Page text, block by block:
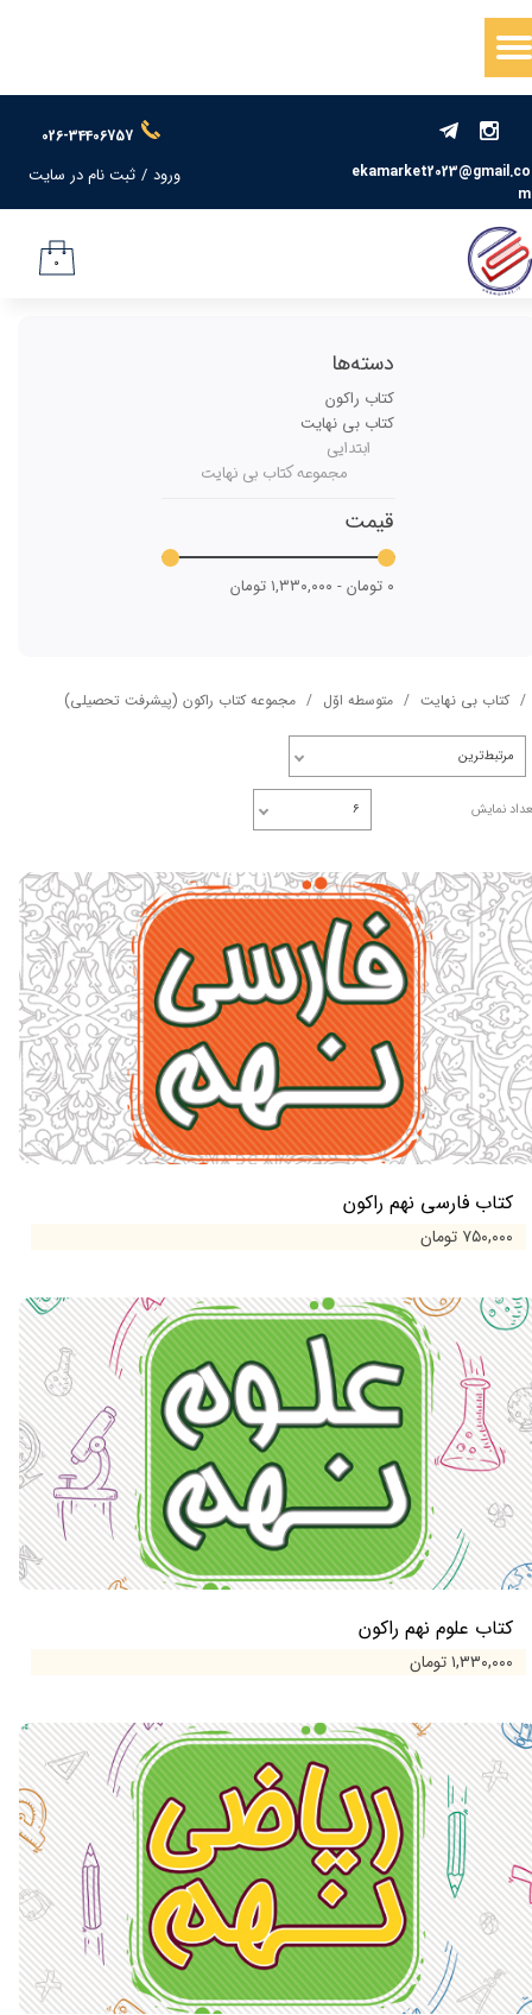
026-34406757
ekamarket2023@gmail.co
m
ورود / ثبت نام در سایت
حساب کاربری من
سفارشات
خروج از حساب کاربری
۰
کتاب بی نهایت متوسطه اوّل مجموعه کتاب راکون (پیشرفت تحصیلی)
مرتبط‌ترین
نمایش ۶
کتاب فارسی نهم راکون
۷۵۰,۰۰۰ تومان
کتاب علوم نهم راکون
۱,۳۳۰,۰۰۰ تومان
دسته‌ها
کتاب راکون
کتاب بی نهایت
ابتدایی
مجموعه کتاب بی نهایت
قیمت
۰ تومان - ۱,۳۳۰,۰۰۰ تومان